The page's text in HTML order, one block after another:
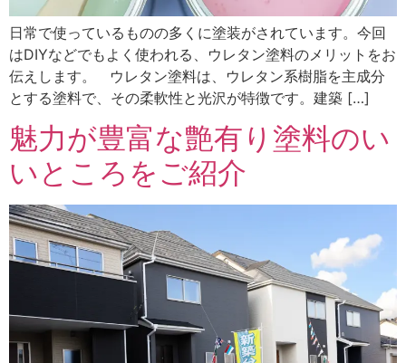
日常で使っているものの多くに塗装がされています。今回
はDIYなどでもよく使われる、ウレタン塗料のメリットをお
伝えします。 ウレタン塗料は、ウレタン系樹脂を主成分
とする塗料で、その柔軟性と光沢が特徴です。建築 […]
魅力が豊富な艶有り塗料のい
いところをご紹介